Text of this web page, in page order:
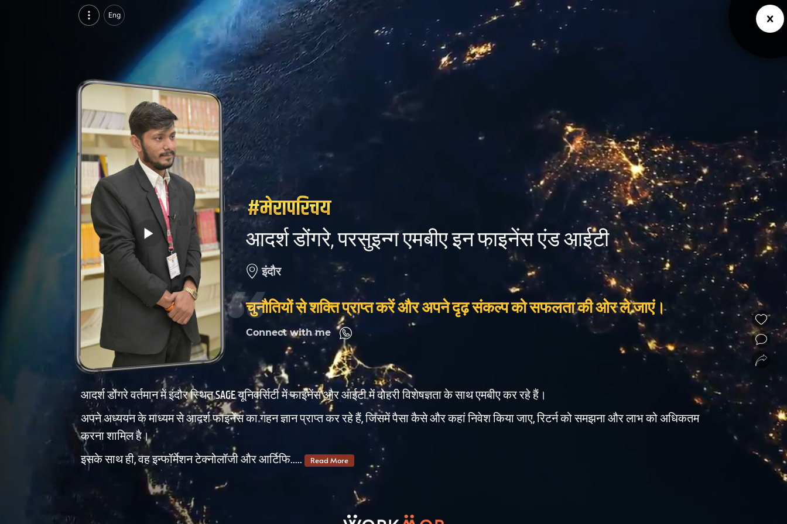
Eng
आदर्श डोंगरे, परसुइन्ग एमबीए इन फाइनेंस एंड आईटी, आईएमएस, सेज यूनिवर्सिटी, इंदौर | वीडियो परिचय देखें
आदर्श डोंगरे, परसुइन्ग एमबीए इन फाइनेंस एंड आईटी, आईएमएस, सेज यूनिवर्सिटी, इंदौर का वीडियो परिचय और सिंगल ब्रांडिंग पेज देखें।
आदर्श डोंगरे, परसुइन्ग एमबीए इन फाइनेंस एंड आईटी
इंदौर
चुनौतियों से शक्ति प्राप्त करें और अपने दृढ़ संकल्प को सफलता की ओर ले जाएं।
Connect with me
❮ ❯
आदर्श डोंगरे वर्तमान में इंदौर स्थित SAGE यूनिवर्सिटी में फाइनेंस और आईटी में दोहरी विशेषज्ञता के साथ एमबीए कर रहे हैं।
अपने अध्ययन के माध्यम से आदर्श फाइनेंस का गहन ज्ञान प्राप्त कर रहे हैं, जिसमें पैसा कैसे और कहां निवेश किया जाए, रिटर्न को समझना और लाभ को अधिकतम
करना शामिल है।
इसके साथ ही, वह इन्फॉर्मेशन टेक्नोलॉजी और आर्टिफि.....
Read More